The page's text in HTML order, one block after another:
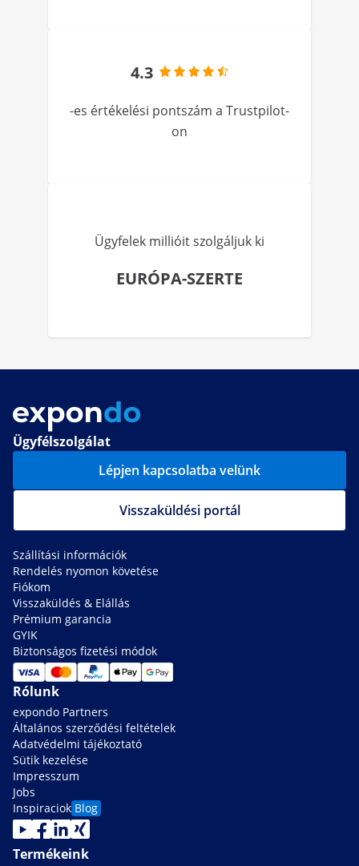
4.3
-es értékelési pontszám a Trustpilot-
on
Ügyfelek millióit szolgáljuk ki
EURÓPA-SZERTE
Ügyfélszolgálat
Lépjen kapcsolatba velünk
Visszaküldési portál
Szállítási információk
Rendelés nyomon követése
Fiókom
Visszaküldés & Elállás
Prémium garancia
GYIK
Biztonságos fizetési módok
Rólunk
expondo Partners
Általános szerződési feltételek
Adatvédelmi tájékoztató
Sütik kezelése
Impresszum
Jobs
Inspiraciok Blog
Termékeink